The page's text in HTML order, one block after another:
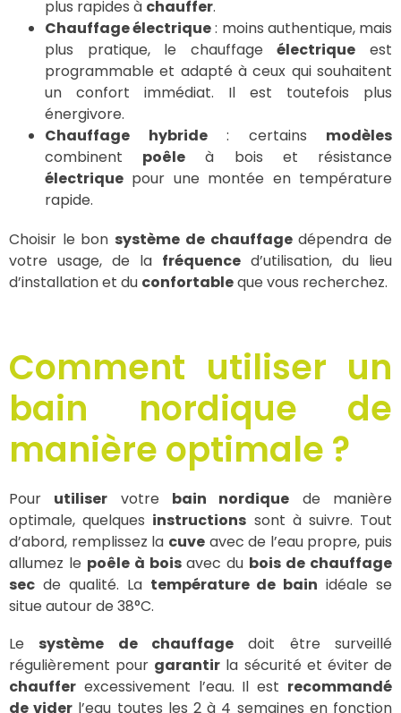
plus rapides à chauffer.
Chauffage électrique: moins authentique, mais
plus pratique, le chauffageélectrique est
programmable et adapté à ceux qui souhaitent
un confort immédiat. Il est toutefois plus
énergivore.
Chauffage hybride: certains modèles
combinent poêle à bois et résistance
électrique pour une montée en température
rapide.
Choisir le bon système de chauffagedépendra de
votre usage, de la fréquence d’utilisation, du lieu
d’installation et du confortableque vous recherchez.
Comment utiliser un
bain nordique de
manière optimale ?
Pour utiliser votre bain nordique de manière
optimale, quelques instructions sont à suivre. Tout
d’abord, remplissez la cuveavec de l’eau propre, puis
allumez le poêle à boisavec du bois de chauffage
sec de qualité. La température de bain idéale se
situe autour de 38°C.
Le système de chauffage doit être surveillé
régulièrement pour garantir la sécurité et éviter de
chauffer excessivement l’eau. Il est recommandé
de vider l’eau toutes les 2 à 4 semaines en fonction